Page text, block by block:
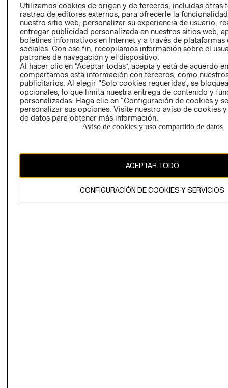
AVISO DE
PRIVACIDAD
GIFT CARD
AVISO DE
El contenido de esta página web está protegido por copyright y es
Utilizamos cookies de origen y de terceros, incluidas otras
rastreo de editores externos, para ofrecerle la
nuestro sitio web, personalizar su experiencia de usuario,
entregar publicidad personalizada en nuestros sitios web,
boletines informativos en Internet y a través de plataformas
sociales. Con ese fin, recopilamos información sobre el
patrones de navegación y el dispositivo.
Al hacer clic en “Aceptar todas”, acepta y está de acuerdo
compartamos esta información con terceros, como
publicitarios. Al elegir “Solo cookies requeridas”, se
opcionales, lo que limita nuestra entrega de contenido y
personalizadas. Haga clic en “Configuración de cookies y
personalizar sus opciones. Visite nuestro aviso de cookies
de datos para obtener más información.
Aviso de cookies y uso compartido de datos
ACEPTAR TODO
CONFIGURACIÓN DE COOKIES Y SERVICIOS